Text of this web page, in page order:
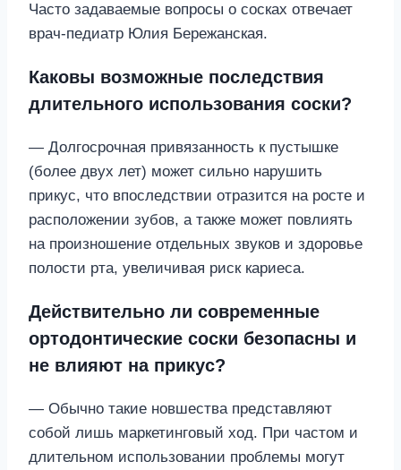
Часто задаваемые вопросы о сосках отвечает
врач-педиатр Юлия Бережанская.
Каковы возможные последствия
длительного использования соски?
— Долгосрочная привязанность к пустышке
(более двух лет) может сильно нарушить
прикус, что впоследствии отразится на росте и
расположении зубов, а также может повлиять
на произношение отдельных звуков и здоровье
полости рта, увеличивая риск кариеса.
Действительно ли современные
ортодонтические соски безопасны и
не влияют на прикус?
— Обычно такие новшества представляют
собой лишь маркетинговый ход. При частом и
длительном использовании проблемы могут